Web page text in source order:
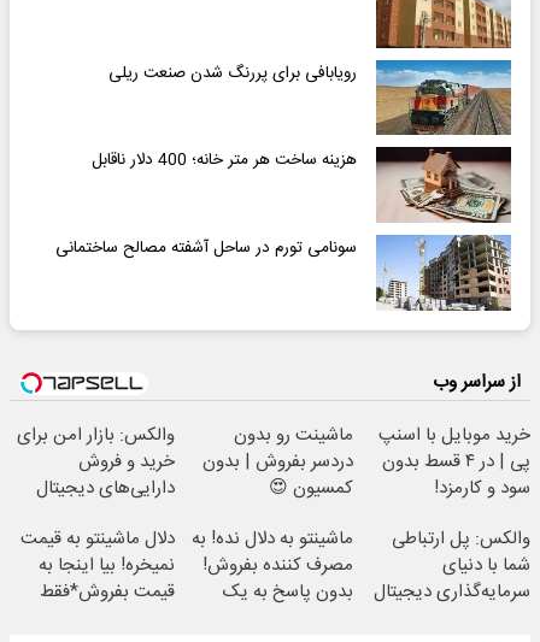
رویابافی برای پررنگ شدن صنعت ریلی
هزینه ساخت هر متر خانه؛ 400 دلار ناقابل
سونامی تورم در ساحل آشفته مصالح ساختمانی
از سراسر وب
خرید موبایل با اسنپ
پی | در ۴ قسط بدون
سود و کارمزد!
ماشینت رو بدون
دردسر بفروش | بدون
کمسیون 😍
والکس: بازار امن برای
خرید و فروش
دارایی‌های دیجیتال
والکس: پل ارتباطی
شما با دنیای
سرمایه‌گذاری دیجیتال
ماشینتو به دلال نده! به
مصرف کننده بفروش!
بدون پاسخ به یک
دلال ماشینتو به قیمت
نمیخره! بیا اینجا به
قیمت بفروش*فقط